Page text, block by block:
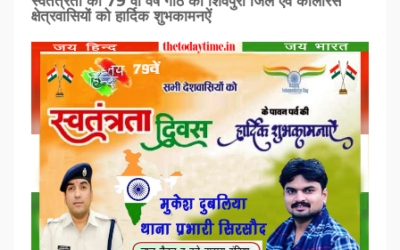
क्षेत्रवासियों को हार्दिक शुभकामनऐं